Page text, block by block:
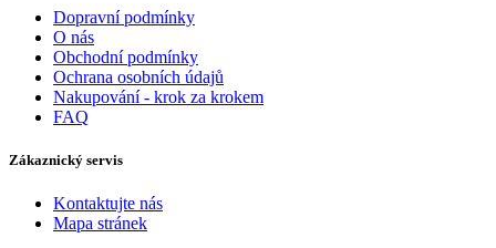
Dopravní podmínky
O nás
Obchodní podmínky
Ochrana osobních údajů
Nakupování - krok za krokem
FAQ
Zákaznický servis
Kontaktujte nás
Mapa stránek